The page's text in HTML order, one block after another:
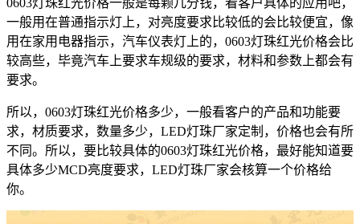
0603灯珠红光价格一般是每颗几分钱，看客户具体的应用吧，
一般用在普通指示灯上，对亮度要求比较低的会比较便宜，像
用在家用电器指示，汽车仪表灯上的，0603灯珠红光价格会比
较高些，毕竟汽车上要求车规级的要求，材料和参数上都会有
要求。
所以，0603灯珠红光价格多少，一般看客户的产品和功能要
求，材质要求，数量多少，LED灯珠厂家定制，价格也会有所
不同。所以，要比较具体的0603灯珠红光价格，最好能知道要
具体多少MCD亮度要求，LED灯珠厂家会核算一个价格给
你。